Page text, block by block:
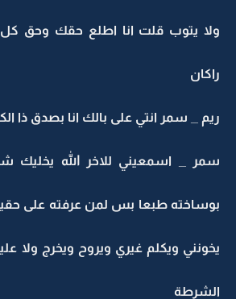
ولا يتوب قلت انا اطلع حقك وحق كل
راكان
ريم _ سمر انتي على بالك انا بصدق ذا
سمر _ اسمعيني للاخر الله يخليك
بوساخته طبعا بس لمن عرفته على
يخونني ويكلم غيري ويروح ويخرج ولا
الشرطة